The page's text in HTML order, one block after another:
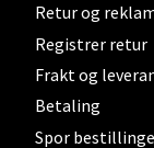
Retur og
Registrer retur
Frakt og
Betaling
Spor
Åpent i dag
0 i butikk